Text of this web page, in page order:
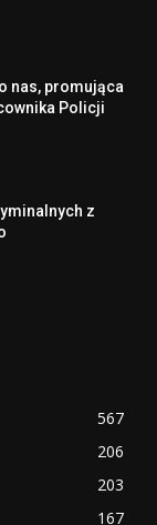
nas, promująca
Policji
z
567
206
203
167